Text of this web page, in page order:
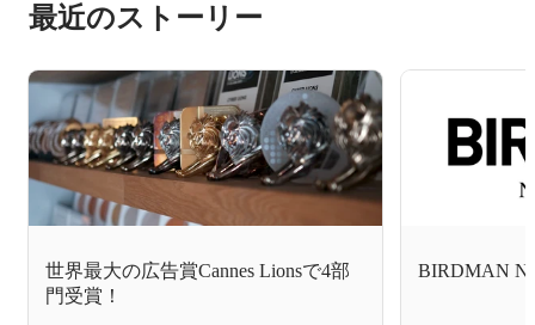
最近のストーリー
世界最大の広告賞Cannes Lionsで4部
門受賞！
BIRDMAN